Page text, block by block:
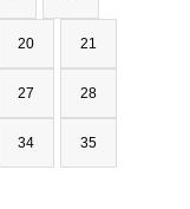
20 21
27 28
34 35